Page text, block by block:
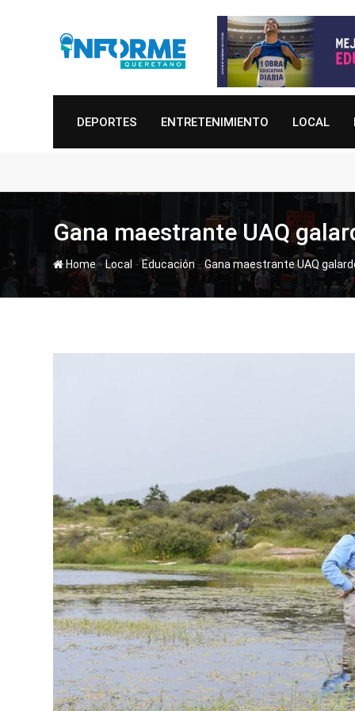
DEPORTES ENTRETENIMIENTO LOCAL
Gana maestrante UAQ
Home- Local -Educación -Gana maestrante UAQ